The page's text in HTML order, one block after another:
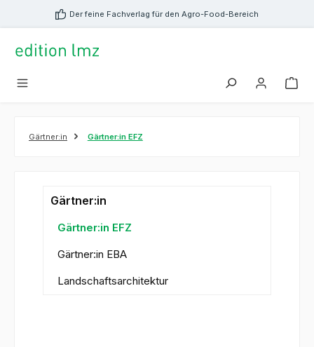
springen Der feine Fachverlag für den Agro-Food-Bereich
Gärtner:in Gärtner:in EFZ
Gärtner:in
Gärtner:in EFZ
Gärtner:in EBA
Landschaftsarchitektur